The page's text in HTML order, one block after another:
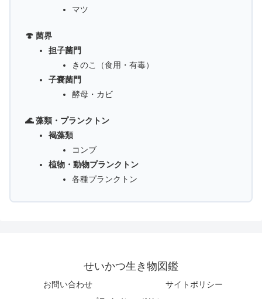
マツ
🍄 菌界
担子菌門
きのこ（食用・有毒）
子嚢菌門
酵母・カビ
🌊 藻類・プランクトン
褐藻類
コンブ
植物・動物プランクトン
各種プランクトン
せいかつ生き物図鑑
お問い合わせ
サイトポリシー